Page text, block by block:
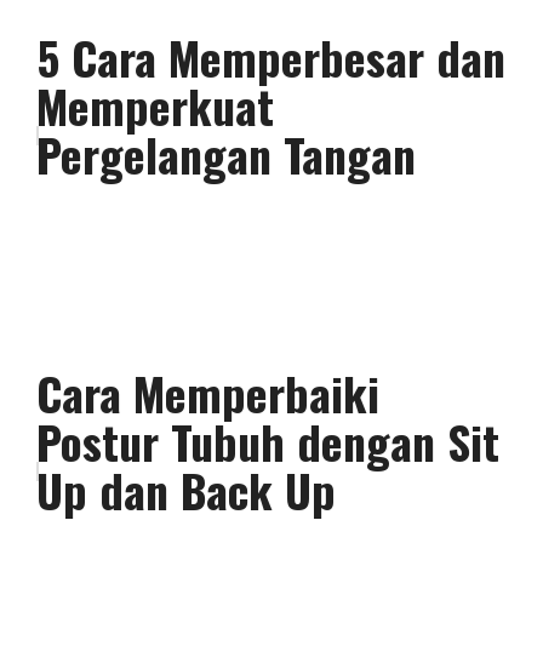
5 Cara Memperbesar dan
Memperkuat
Pergelangan Tangan
Cara Memperbaiki
Postur Tubuh dengan Sit
Up dan Back Up